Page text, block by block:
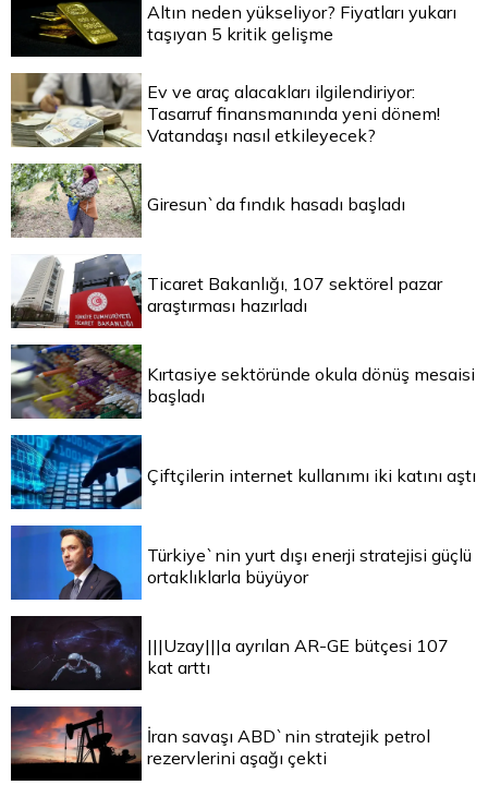
Altın neden yükseliyor? Fiyatları yukarı
taşıyan 5 kritik gelişme
Ev ve araç alacakları ilgilendiriyor:
Tasarruf finansmanında yeni dönem!
Vatandaşı nasıl etkileyecek?
Giresun`da fındık hasadı başladı
Ticaret Bakanlığı, 107 sektörel pazar
araştırması hazırladı
Kırtasiye sektöründe okula dönüş mesaisi
başladı
Çiftçilerin internet kullanımı iki katını aştı
Türkiye`nin yurt dışı enerji stratejisi güçlü
ortaklıklarla büyüyor
|||Uzay|||a ayrılan AR-GE bütçesi 107
kat arttı
İran savaşı ABD`nin stratejik petrol
rezervlerini aşağı çekti